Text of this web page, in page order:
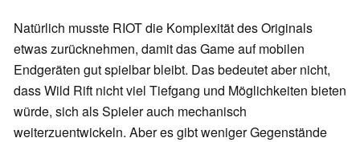
Natürlich musste RIOT die Komplexität des Originals
etwas zurücknehmen, damit das Game auf mobilen
Endgeräten gut spielbar bleibt. Das bedeutet aber nicht,
dass Wild Rift nicht viel Tiefgang und Möglichkeiten bieten
würde, sich als Spieler auch mechanisch
weiterzuentwickeln. Aber es gibt weniger Gegenstände